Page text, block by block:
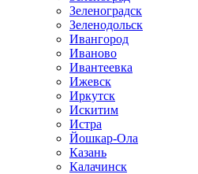
Зеленоградск
Зеленодольск
Ивангород
Иваново
Ивантеевка
Ижевск
Иркутск
Искитим
Истра
Йошкар-Ола
Казань
Калачинск